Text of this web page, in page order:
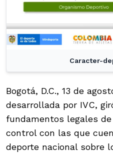
Caracter-
Bogotá, D.C., 13 de
desarrollada por IVC,
fundamentos legales
control con las que
deporte nacional sobre